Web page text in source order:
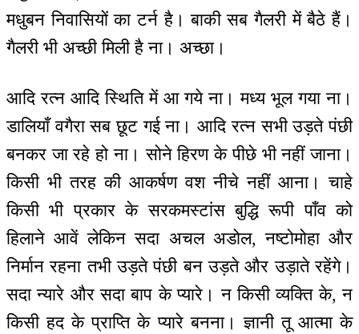
मधुबन निवासियों का टर्न है। बाकी सब गैलरी में बैठे हैं।
गैलरी भी अच्छी मिली है ना। अच्छा।
आदि रत्न आदि स्थिति में आ गये ना। मध्य भूल गया ना।
डालियाँ वगैरा सब छूट गई ना। आदि रत्न सभी उड़ते पंछी
बनकर जा रहे हो ना। सोने हिरण के पीछे भी नहीं जाना।
किसी भी तरह की आकर्षण वश नीचे नहीं आना। चाहे
किसी भी प्रकार के सरकमस्टांस बुद्धि रूपी पाँव को
हिलाने आवें लेकिन सदा अचल अडोल, नष्टोमोहा और
निर्मान रहना तभी उड़ते पंछी बन उड़ते और उड़ाते रहेंगे।
सदा न्यारे और सदा बाप के प्यारे। न किसी व्यक्ति के, न
किसी हद के प्राप्ति के प्यारे बनना। ज्ञानी तू आत्मा के